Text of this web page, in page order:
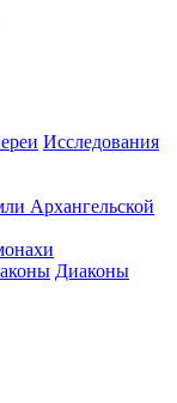
Исследования
Архангельской
Диаконы